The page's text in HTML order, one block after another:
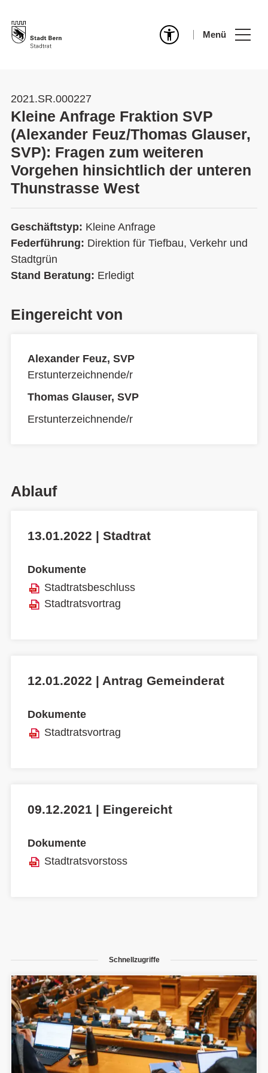
Menü
2021.SR.000227
Kleine Anfrage Fraktion SVP
(Alexander Feuz/Thomas Glauser,
SVP): Fragen zum weiteren
Vorgehen hinsichtlich der unteren
Thunstrasse West
Geschäftstyp: Kleine Anfrage
Federführung: Direktion für Tiefbau, Verkehr und
Stadtgrün
Stand Beratung: Erledigt
Eingereicht von
Alexander Feuz, SVP
Erstunterzeichnende/r
Thomas Glauser, SVP
Erstunterzeichnende/r
Ablauf
13.01.2022 | Stadtrat
Dokumente
Stadtratsbeschluss
Stadtratsvortrag
12.01.2022 | Antrag Gemeinderat
Dokumente
Stadtratsvortrag
09.12.2021 | Eingereicht
Dokumente
Stadtratsvorstoss
Schnellzugriffe